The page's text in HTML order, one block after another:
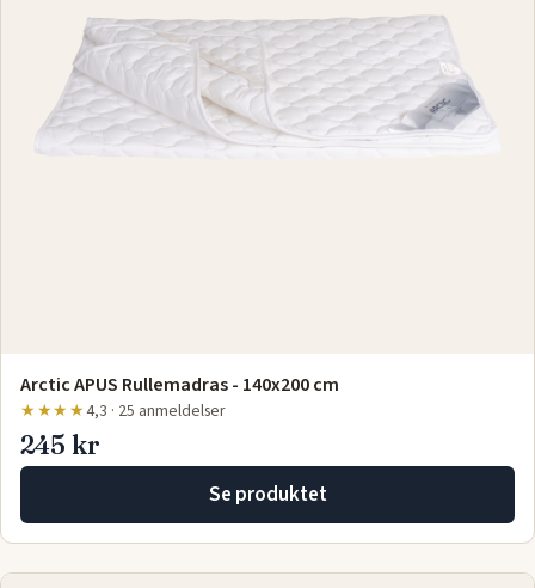
Arctic APUS Rullemadras - 140x200 cm
★★★★4,3 · 25 anmeldelser
245 kr
Se produktet